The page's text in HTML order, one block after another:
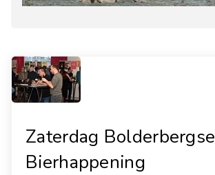
Zaterdag Bolderbergse
Bierhappening